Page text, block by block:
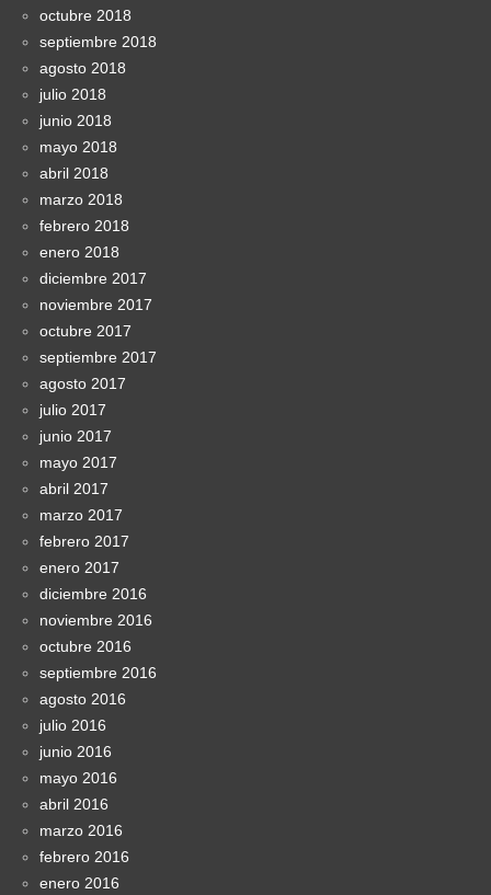
octubre 2018
septiembre 2018
agosto 2018
julio 2018
junio 2018
mayo 2018
abril 2018
marzo 2018
febrero 2018
enero 2018
diciembre 2017
noviembre 2017
octubre 2017
septiembre 2017
agosto 2017
julio 2017
junio 2017
mayo 2017
abril 2017
marzo 2017
febrero 2017
enero 2017
diciembre 2016
noviembre 2016
octubre 2016
septiembre 2016
agosto 2016
julio 2016
junio 2016
mayo 2016
abril 2016
marzo 2016
febrero 2016
enero 2016